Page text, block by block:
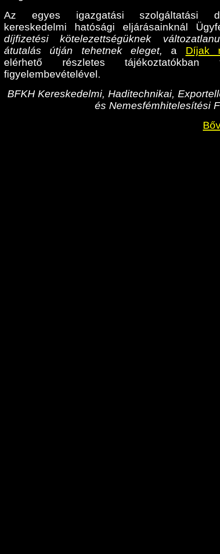
Az egyes igazgatási szolgáltatási
kereskedelmi hatósági eljárásainknál
díjfizetési kötelezettségüknek
átutalás útján tehetnek eleget, a Díjak
elérhető részletes tájékoztatókban
figyelembevételével.
BFKH Kereskedelmi, Haditechnikai,
és Nemesfémhitelesítési